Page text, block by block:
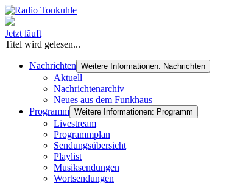
Jetzt läuft
Titel wird gelesen...
Nachrichten Weitere Informationen: Nachrichten
Aktuell
Nachrichtenarchiv
Neues aus dem Funkhaus
Programm Weitere Informationen: Programm
Livestream
Programmplan
Sendungsübersicht
Playlist
Musiksendungen
Wortsendungen